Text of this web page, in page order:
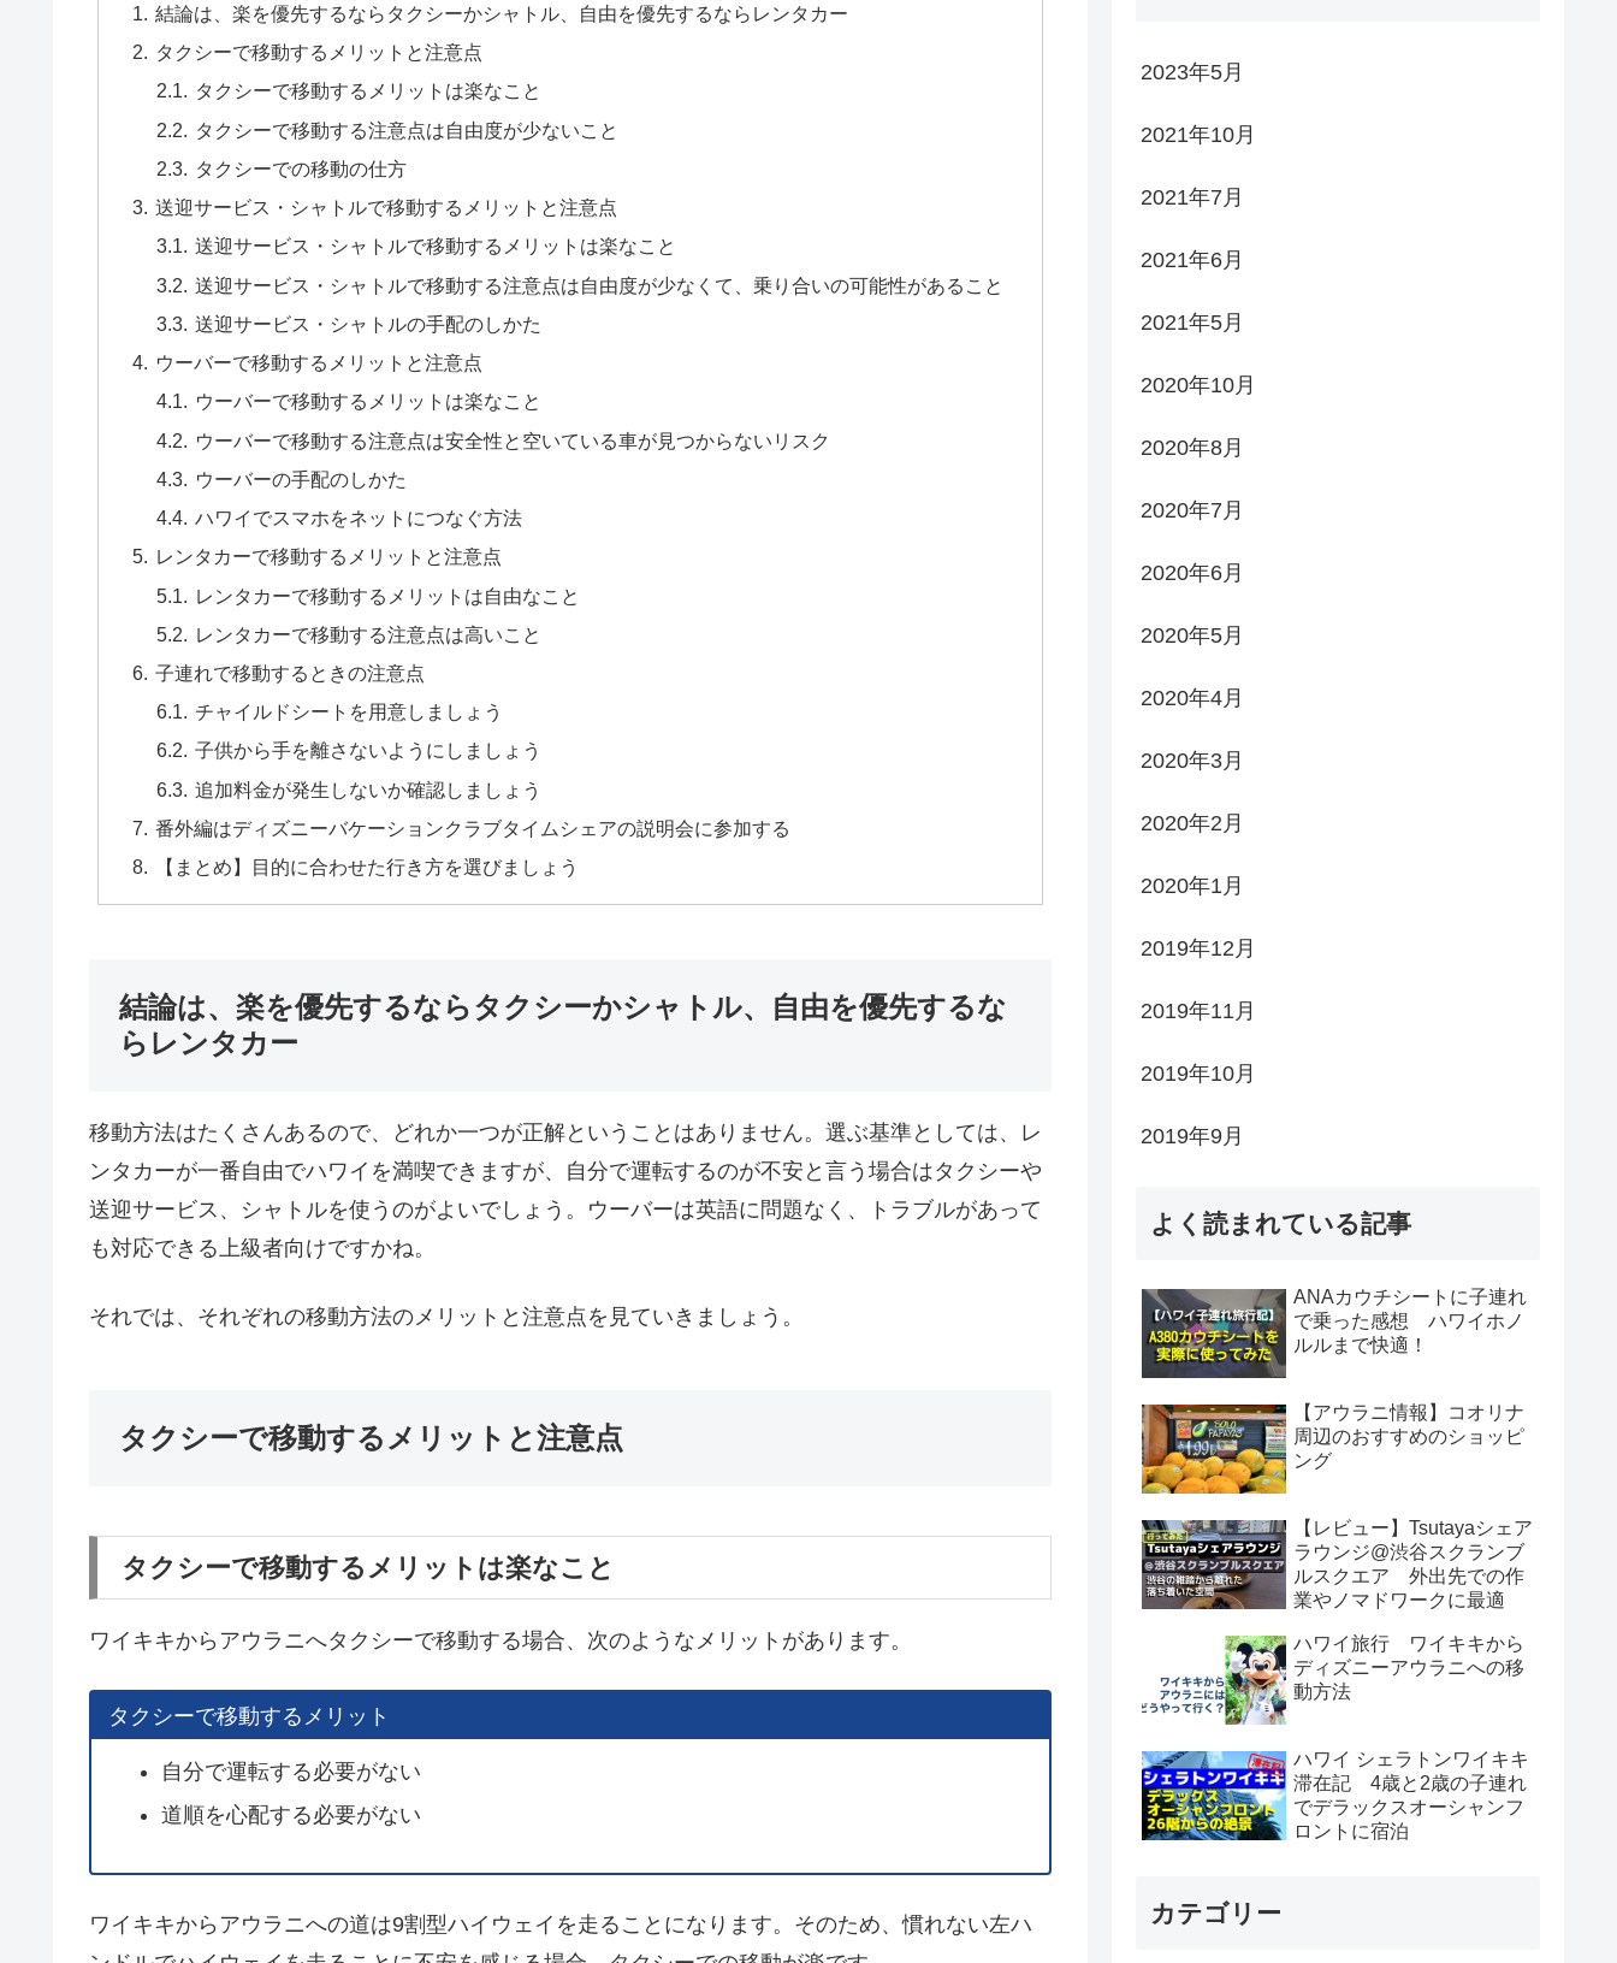
結論は、楽を優先するならタクシーかシャトル、自由を優先するならレンタカー
タクシーで移動するメリットと注意点
タクシーで移動するメリットは楽なこと
タクシーで移動する注意点は自由度が少ないこと
タクシーでの移動の仕方
送迎サービス・シャトルで移動するメリットと注意点
送迎サービス・シャトルで移動するメリットは楽なこと
送迎サービス・シャトルで移動する注意点は自由度が少なくて、乗り合いの可能性があること
送迎サービス・シャトルの手配のしかた
ウーバーで移動するメリットと注意点
ウーバーで移動するメリットは楽なこと
ウーバーで移動する注意点は安全性と空いている車が見つからないリスク
ウーバーの手配のしかた
ハワイでスマホをネットにつなぐ方法
レンタカーで移動するメリットと注意点
レンタカーで移動するメリットは自由なこと
レンタカーで移動する注意点は高いこと
子連れで移動するときの注意点
チャイルドシートを用意しましょう
子供から手を離さないようにしましょう
追加料金が発生しないか確認しましょう
番外編はディズニーバケーションクラブタイムシェアの説明会に参加する
【まとめ】目的に合わせた行き方を選びましょう
結論は、楽を優先するならタクシーかシャトル、自由を優先するな
らレンタカー
移動方法はたくさんあるので、どれか一つが正解ということはありません。選ぶ基準としては、レ
ンタカーが一番自由でハワイを満喫できますが、自分で運転するのが不安と言う場合はタクシーや
送迎サービス、シャトルを使うのがよいでしょう。ウーバーは英語に問題なく、トラブルがあって
も対応できる上級者向けですかね。
それでは、それぞれの移動方法のメリットと注意点を見ていきましょう。
タクシーで移動するメリットと注意点
タクシーで移動するメリットは楽なこと
ワイキキからアウラニへタクシーで移動する場合、次のようなメリットがあります。
タクシーで移動するメリット
自分で運転する必要がない
道順を心配する必要がない
ワイキキからアウラニへの道は9割型ハイウェイを走ることになります。そのため、慣れない左ハ
2023年5月
2021年10月
2021年7月
2021年6月
2021年5月
2020年10月
2020年8月
2020年7月
2020年6月
2020年5月
2020年4月
2020年3月
2020年2月
2020年1月
2019年12月
2019年11月
2019年10月
2019年9月
よく読まれている記事
ANAカウチシートに子連れ
で乗った感想 ハワイホノ
ルルまで快適！
【アウラニ情報】コオリナ
周辺のおすすめのショッピ
ング
【レビュー】Tsutayaシェア
ラウンジ@渋谷スクランブ
ルスクエア 外出先での作
業やノマドワークに最適
ハワイ旅行 ワイキキから
ディズニーアウラニへの移
動方法
ハワイ シェラトンワイキキ
滞在記 4歳と2歳の子連れ
でデラックスオーシャンフ
ロントに宿泊
カテゴリー